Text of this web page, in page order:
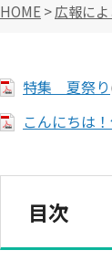
HOME >広報に
特集 夏祭り
こんにちは
目次